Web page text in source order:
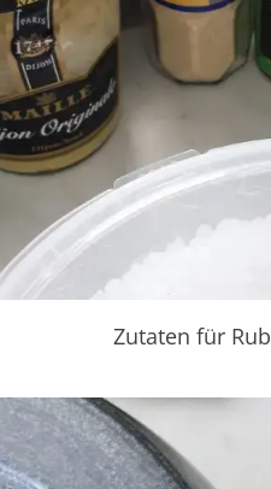
Zutaten für